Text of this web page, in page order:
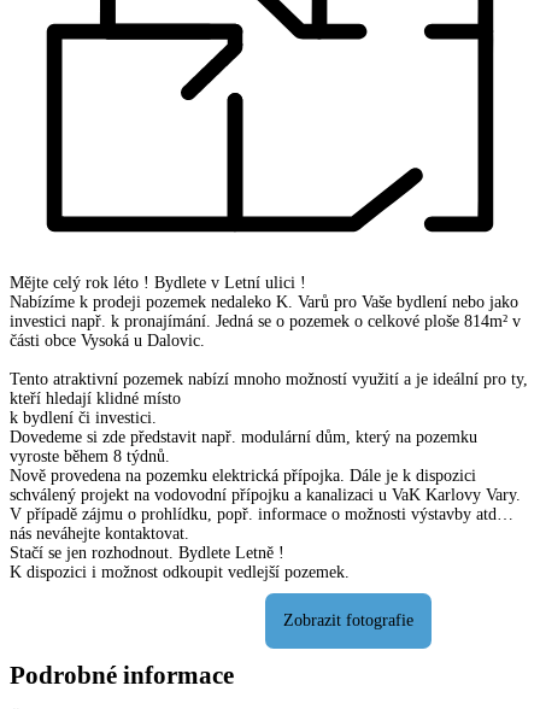
Mějte celý rok léto ! Bydlete v Letní ulici !
Nabízíme k prodeji pozemek nedaleko K. Varů pro Vaše bydlení nebo jako
investici např. k pronajímání. Jedná se o pozemek o celkové ploše 814m² v
části obce Vysoká u Dalovic.
Tento atraktivní pozemek nabízí mnoho možností využití a je ideální pro ty,
kteří hledají klidné místo
k bydlení či investici.
Dovedeme si zde představit např. modulární dům, který na pozemku
vyroste během 8 týdnů.
Nově provedena na pozemku elektrická přípojka. Dále je k dispozici
schválený projekt na vodovodní přípojku a kanalizaci u VaK Karlovy Vary.
V případě zájmu o prohlídku, popř. informace o možnosti výstavby atd…
nás neváhejte kontaktovat.
Stačí se jen rozhodnout. Bydlete Letně !
K dispozici i možnost odkoupit vedlejší pozemek.
Podrobné informace